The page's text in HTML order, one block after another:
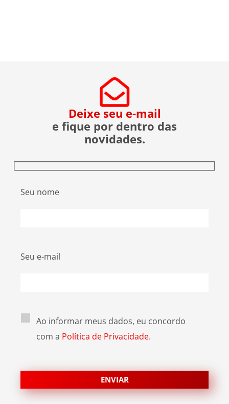
Deixe seu e-mail
e fique por dentro das
novidades.
Seu nome
Seu e-mail
Ao informar meus dados, eu concordo
com a Política de Privacidade.